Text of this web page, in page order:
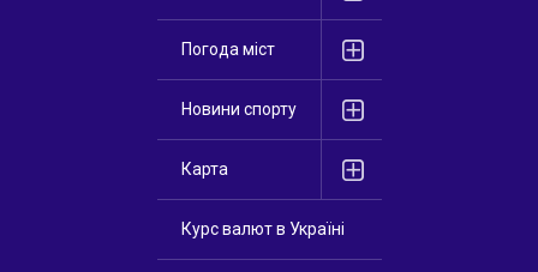
Погода міст
Новини спорту
Карта
Курс валют в Україні